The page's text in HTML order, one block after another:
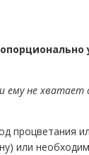
не
или